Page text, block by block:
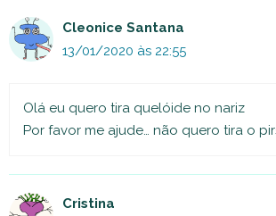
Cleonice Santana
13/01/2020 às 22:55
Olá eu quero tira quelóide no nariz
Por favor me ajude… não quero tira o
Cristina